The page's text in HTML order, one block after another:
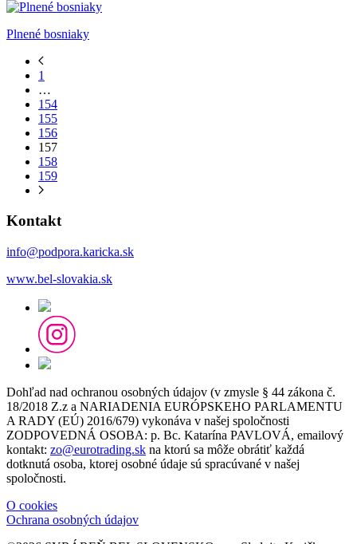
Plnené bosniaky
1
…
154
155
156
157
158
159
Kontakt
info@podpora.karicka.sk
www.bel-slovakia.sk
Dohľad nad ochranou osobných údajov (v zmysle § 44 zákona č.
18/2018 Z.z a NARIADENIA EURÓPSKEHO PARLAMENTU
A RADY (EÚ) 2016/679) vykonáva v našej spoločnosti
ZODPOVEDNÁ OSOBA: p. Bc. Katarína PAVLOVÁ, emailový
kontakt: zo@eurotrading.sk na ktorú sa môže obrátiť každá
dotknutá osoba, ktorej osobné údaje sú spracúvané v našej
spoločnosti.
O cookies
Ochrana osobných údajov